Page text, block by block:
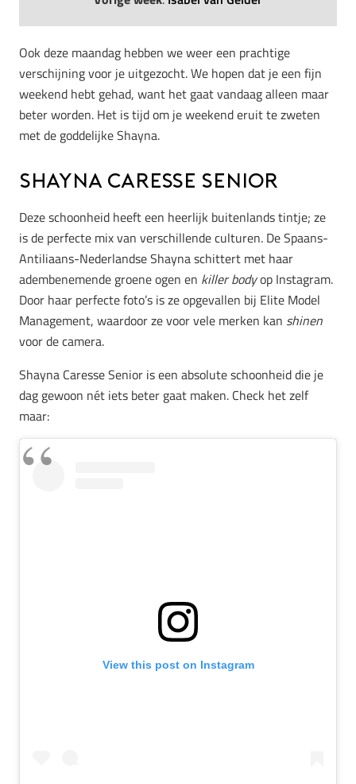
Ook deze maandag hebben we weer een prachtige
verschijning voor je uitgezocht. We hopen dat je een fijn
weekend hebt gehad, want het gaat vandaag alleen maar
beter worden. Het is tijd om je weekend eruit te zweten
met de goddelijke Shayna.
Shayna Caresse Senior
Deze schoonheid heeft een heerlijk buitenlands tintje; ze
is de perfecte mix van verschillende culturen. De Spaans-
Antiliaans-Nederlandse Shayna schittert met haar
adembenemende groene ogen en killer bodyop Instagram.
Door haar perfecte foto’s is ze opgevallen bij Elite Model
Management, waardoor ze voor vele merken kan shinen
voor de camera.
Shayna Caresse Senior is een absolute schoonheid die je
dag gewoon nét iets beter gaat maken. Check het zelf
maar:
View this post on Instagram